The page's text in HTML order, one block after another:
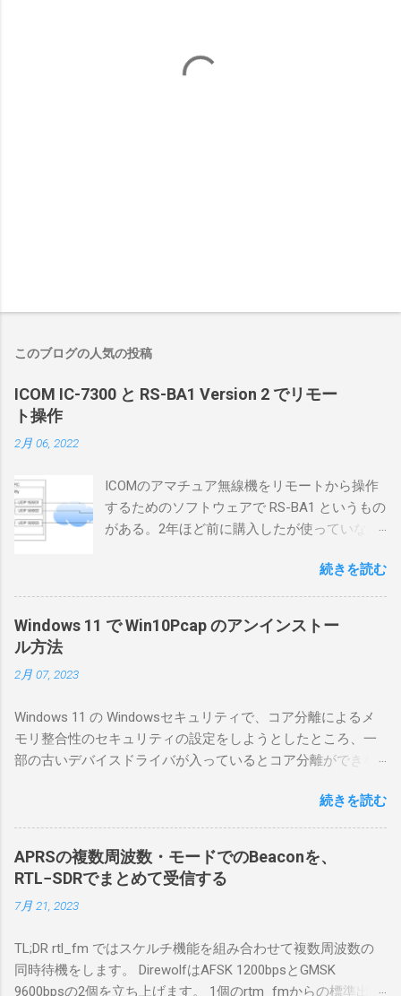
このブログの人気の投稿
ICOM IC-7300 と RS-BA1 Version 2 でリモー
ト操作
2月 06, 2022
ICOMのアマチュア無線機をリモートから操作
するためのソフトウェアで RS-BA1 というもの
がある。2年ほど前に購入したが使っていなか
としているので、リモートから操作できる無
線局構築のために、真面目に使ってみること
にした。 市販のソフトウェアだから簡単に動
くだろうと思ったのだが、ちっともそんなに
合は、下記のこれらものが必要である ICOMの
無線機。 今回は私が持っているIC-7300を使
う。 無線機側(サーバ側) のWindows PC。 今
を入れて使っている。 TPMとか入っているの
でBitLockerのDisk暗号化もでき、遠隔地で盗難
にあってもデータ流出の危険性が少ないかな
と思って。 操作側 (クライアント側) の
を使った交信を行うならば、相応なマイクな
ど。 そして、リモート操作を行うソフトウェ
アであるRS-BA1。 RS-BA1はサーバ側・クラ
続きを読む
Windows 11 で Win10Pcap のアンインストー
ル方法
2月 07, 2023
Windows 11 の Windowsセキュリティで、コア分離によるメ
モリ整合性のセキュリティの設定をしようとしたところ、一
部の古いデバイスドライバが入っているとコア分離ができな
で利用する Win10Pcap.sys が入っているためにコア分離がで
きないとエラーが出ておりました。 アンインストールのプロ
グラムなどを走らせてもアンインストールできなかったの
で、どのように実行すればよいのか調べながら実施しまし
た。結論としては pnputil というコマンドを用いればよかった
です。 まずは管理者権限でTerminalを実行します。
PowerShellが起動しました。 適当なファイルに、現在インス
トールされているドライバを書き出す。 pnputil /enum-
続きを読む
APRSの複数周波数・モードでのBeaconを、
RTL−SDRでまとめて受信する
7月 21, 2023
TL;DR rtl_fm ではスケルチ機能を組み合わせて複数周波数の
同時待機をします。 DirewolfはAFSK 1200bpsとGMSK
9600bpsの2個を立ち上げます。 1個のrtm_fmからの標準出力